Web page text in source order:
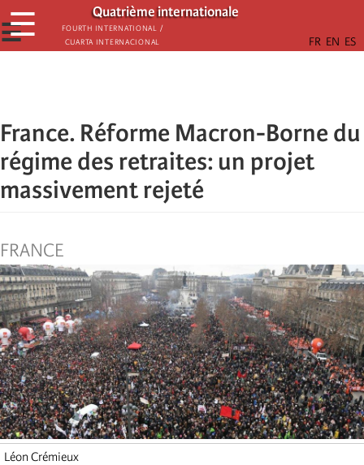
Παράκαμψη
προς
το
Quatrième internationale
Fourth International /
Cuarta Internacional
☰
☰
France. Réforme Macron-Borne du
régime des retraites: un projet
massivement rejeté
FRANCE
Léon Crémieux